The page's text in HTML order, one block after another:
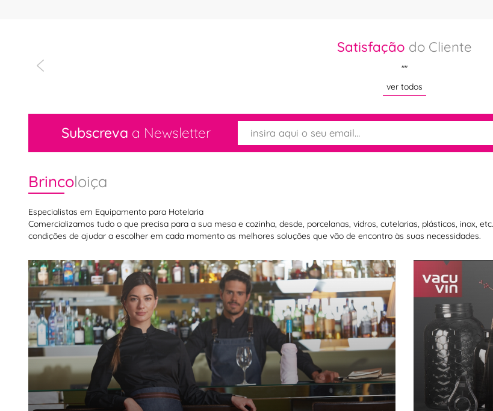
Satisfação do Cliente
""
ver todos
Subscreva a Newsletter
Brincoloiça
Especialistas em Equipamento para Hotelaria
Comercializamos tudo o que precisa para a sua mesa e cozinha, desde, porcelanas, vidros, cutelarias, plásticos, inox,
condições de ajudar a escolher em cada momento as melhores soluções que vão de encontro às suas necessidades.